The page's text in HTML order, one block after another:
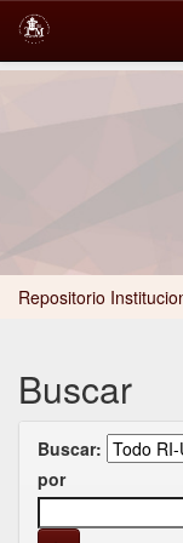
Repositorio
Buscar
Buscar:
por